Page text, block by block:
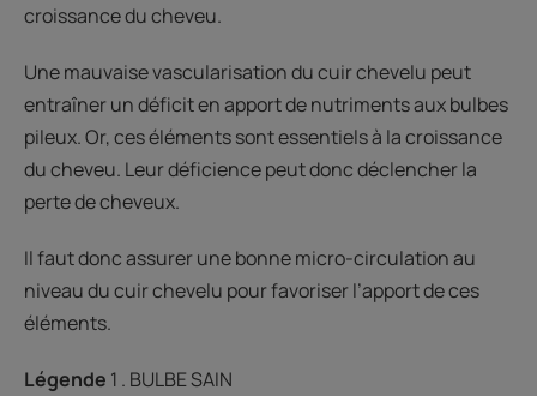
croissance du cheveu.
Une mauvaise vascularisation du cuir chevelu peut
entraîner un déficit en apport de nutriments aux bulbes
pileux. Or, ces éléments sont essentiels à la croissance
du cheveu. Leur déficience peut donc déclencher la
perte de cheveux.
Il faut donc assurer une bonne micro-circulation au
niveau du cuir chevelu pour favoriser l’apport de ces
éléments.
Légende 1 . BULBE SAIN